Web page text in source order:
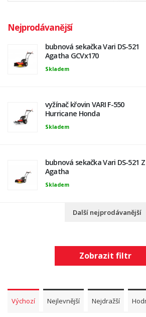
Nejprodávanější
bubnová sekačka Vari DS-521
Agatha GCVx170
Skladem
vyžínač křovin VARI F-550
Hurricane Honda
Skladem
bubnová sekačka Vari DS-521 Z
Agatha
Skladem
Další nejprodávanější
Zobrazit filtr
Výchozí Nejlevnější Nejdražší